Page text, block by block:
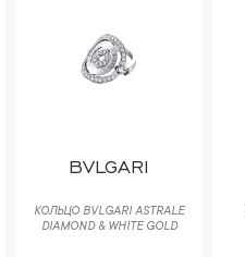
BVLGARI
КОЛЬЦО BVLGARI ASTRALE
DIAMOND & WHITE GOLD